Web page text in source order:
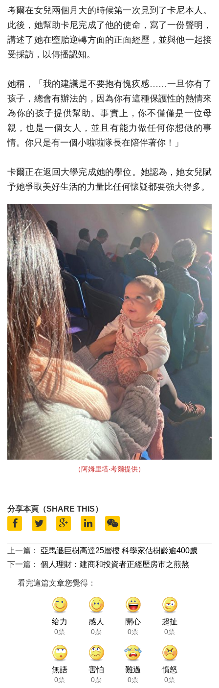
考爾在女兒兩個月大的時候第一次見到了卡尼本人。
此後，她幫助卡尼完成了他的使命，寫了一份聲明，
講述了她在墮胎逆轉方面的正面經歷，並與他一起接
受採訪，以傳播認知。
她稱，「我的建議是不要抱有愧疚感……一旦你有了
孩子，總會有辦法的，因為你有這種保護性的熱情來
為你的孩子提供幫助。事實上，你不僅僅是一位母
親，也是一個女人，並且有能力做任何你想做的事
情。你只是有一個小啦啦隊長在陪伴著你！」
卡爾正在返回大學完成她的學位。她認為，她女兒賦
予她爭取美好生活的力量比任何懷疑都要強大得多。
（阿姆⾥塔‧考爾提供）
分享本頁（SHARE THIS）
上一篇：
亞馬遜巨樹高達25層樓 科學家估樹齡逾400歲
下一篇：
個人理財：建商和投資者正經歷房市之煎熬
看完這篇文章您覺得：
给力
0票
感人
0票
開心
0票
超扯
0票
無語
0票
害怕
0票
難過
0票
憤怒
0票